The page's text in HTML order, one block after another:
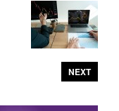
NEXT